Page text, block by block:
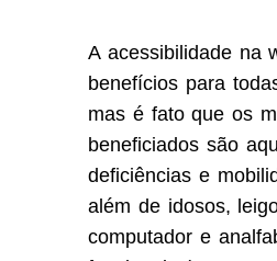
A acessibilidade na
benefícios para
mas é fato que os
beneficiados são
deficiências e
além de idosos,
computador e